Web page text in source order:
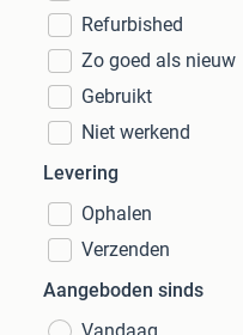
Refurbished
Zo goed als nieuw
Gebruikt
Niet werkend
Levering
Ophalen
Verzenden
Aangeboden sinds